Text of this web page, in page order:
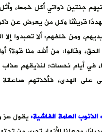
جنتين ذواتي أكل خمط،
تعالى مهددًا قريشًا وكل من يعرض
ومن خلفهم: ألا تعبدوا إلا
وقالوا: من أشد منا قوة؟
في أيام نحسات؛ لنذيقهم عذاب
على الهدى، فأخذتهم صاعقة
:يقول عز